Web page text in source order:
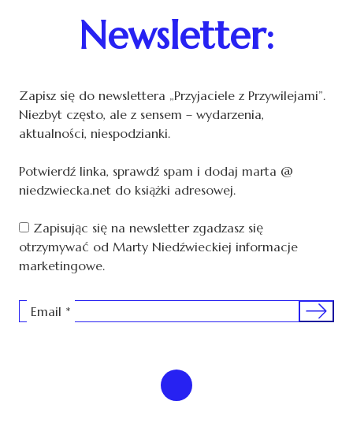
Newsletter:
Zapisz się do newslettera „Przyjaciele z Przywilejami”.
Niezbyt często, ale z sensem – wydarzenia,
aktualności, niespodzianki.
Potwierdź linka, sprawdź spam i dodaj marta @
niedzwiecka.net do książki adresowej.
Zapisując się na newsletter zgadzasz się
otrzymywać od Marty Niedźwieckiej informacje
marketingowe.
Email * Sign